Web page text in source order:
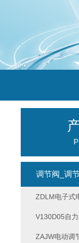
调节阀_调
ZDLM电子式
V130D05自
ZAJW电动调